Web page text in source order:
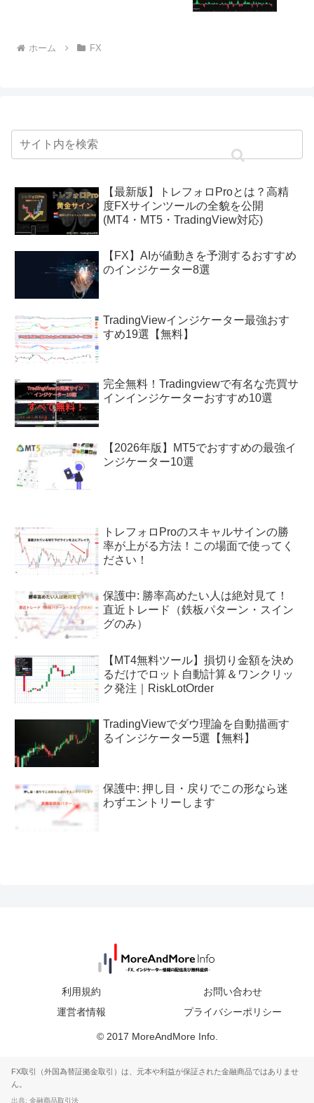
ホーム FX
【最新版】トレフォロProとは？高精
度FXサインツールの全貌を公開
(MT4・MT5・TradingView対応)
【FX】AIが値動きを予測するおすすめ
のインジケーター8選
TradingViewインジケーター最強おす
すめ19選【無料】
完全無料！Tradingviewで有名な売買サ
インインジケーターおすすめ10選
【2026年版】MT5でおすすめの最強イ
ンジケーター10選
トレフォロProのスキャルサインの勝
率が上がる方法！この場面で使ってく
ださい！
保護中: 勝率高めたい人は絶対見て！
直近トレード（鉄板パターン・スイン
グのみ）
【MT4無料ツール】損切り金額を決め
るだけでロット自動計算＆ワンクリッ
ク発注｜RiskLotOrder
TradingViewでダウ理論を自動描画す
るインジケーター5選【無料】
保護中: 押し目・戻りでこの形なら迷
わずエントリーします
利用規約
お問い合わせ
運営者情報
プライバシーポリシー
© 2017 MoreAndMore Info.
FX取引（外国為替証拠金取引）は、元本や利益が保証された金融商品ではありませ
ん。
出典: 金融商品取引法